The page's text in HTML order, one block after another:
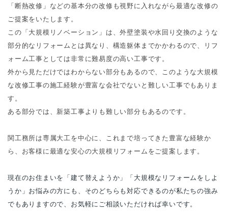
「断熱改修」などの基本分の改修も視野に入れながら 最適な改修の
ご提案をいたします。
この「大規模リノベーション」は、外壁塗装や水回り交換のような
部分的なリフォームとは異なり、構造躯体までかかわるので、リフ
ォーム工事としては非常に難易度の高い工事です。
外から見ただけではわからない部分もあるので、 このような大規模
な改修工事の施工経験が豊富な会社でないと難しい工事でもありま
す。
ある部分では、新築工事よりも難しい部分もあるのです。
関工務所は専属大工を中心に、これまで培ってきた豊富な経験か
ら、お客様に最適な安心の大規模リフォームをご提案します。
現在のお住まいを「建て替えようか」「大規模なリフォームをしよ
うか」お悩みの方にも、そのどちらも対応できるのが私たちの強み
でもありますので、お気軽にご相談いただければ幸いです。